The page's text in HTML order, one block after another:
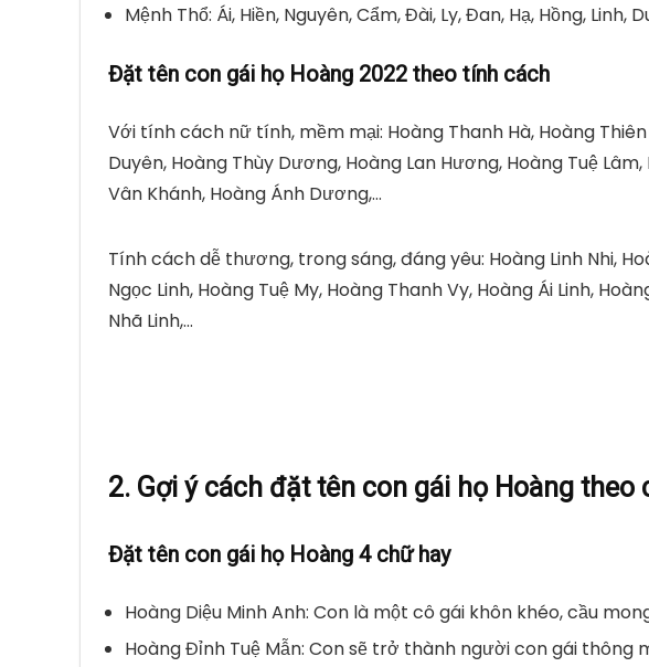
Mệnh Thổ: Ái, Hiền, Nguyên, Cẩm, Đài, Ly, Đan, Hạ, Hồng, Linh,
Đặt tên con gái họ Hoàng 2022 theo tính cách
Với tính cách nữ tính, mềm mại: Hoàng Thanh Hà, Hoàng
Duyên, Hoàng Thùy Dương, Hoàng Lan Hương, Hoàng Tuệ
Vân Khánh, Hoàng Ánh Dương,…
Tính cách dễ thương, trong sáng, đáng yêu: Hoàng Linh Nhi,
Ngọc Linh, Hoàng Tuệ My, Hoàng Thanh Vy, Hoàng Ái Linh,
Nhã Linh,…
2. Gợi ý cách đặt tên con gái họ Hoàng theo
Đặt tên con gái họ Hoàng 4 chữ hay
Hoàng Diệu Minh Anh: Con là một cô gái khôn khéo, cầu
Hoàng Đỉnh Tuệ Mẫn: Con sẽ trở thành người con gái thông